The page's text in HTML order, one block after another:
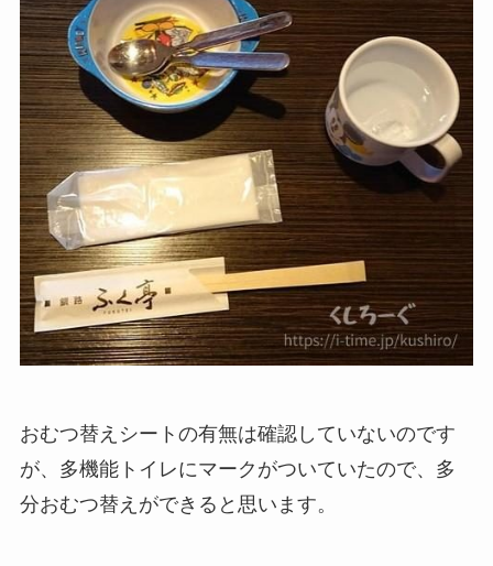
おむつ替えシートの有無は確認していないのです
が、多機能トイレにマークがついていたので、多
分おむつ替えができると思います。